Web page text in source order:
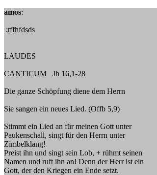
amos:
;tffhfdsds
LAUDES
CANTICUM Jh 16,1-28
Die ganze Schöpfung diene dem Herrn
Sie sangen ein neues Lied. (Offb 5,9)
Stimmt ein Lied an für meinen Gott unter
Paukenschall, singt für den Herrn unter
Zimbelklang!
Preist ihn und singt sein Lob, + rühmt seinen
Namen und ruft ihn an! Denn der Herr ist ein
Gott, der den Kriegen ein Ende setzt.